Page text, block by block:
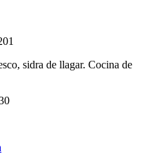
sidra de llagar. Cocina de